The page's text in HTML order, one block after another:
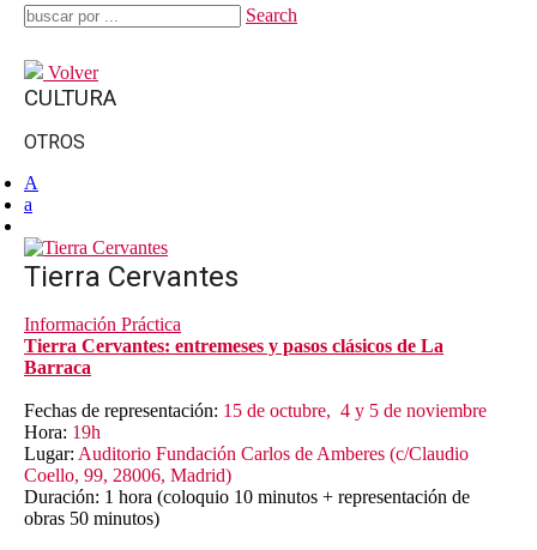
Search
Volver
CULTURA
OTROS
A
a
Tierra Cervantes
Información Práctica
Tierra Cervantes: entremeses y pasos clásicos de La
Barraca
Fechas de representación: 15 de octubre, 4 y 5 de noviembre
Hora: 19h
Lugar: Auditorio Fundación Carlos de Amberes (c/Claudio
Coello, 99, 28006, Madrid)
Duración: 1 hora (coloquio 10 minutos + representación de
obras 50 minutos)